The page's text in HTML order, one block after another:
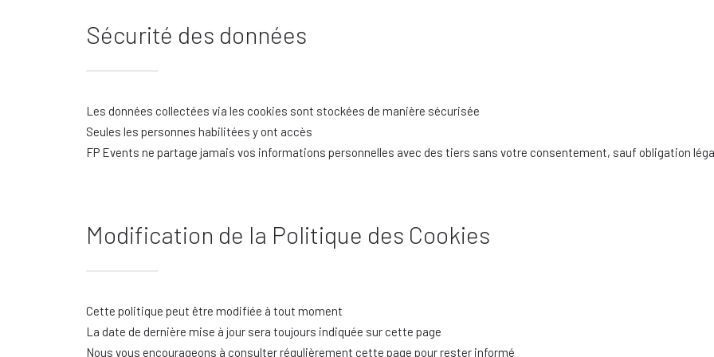
Sécurité des données
Les données collectées via les cookies sont stockées de manière sécurisée
Seules les personnes habilitées y ont accès
FP Events ne partage jamais vos informations personnelles avec des tiers sans votre consentement, sauf obligation
Modification de la Politique des Cookies
Cette politique peut être modifiée à tout moment
La date de dernière mise à jour sera toujours indiquée sur cette page
Nous vous encourageons à consulter régulièrement cette page pour rester informé